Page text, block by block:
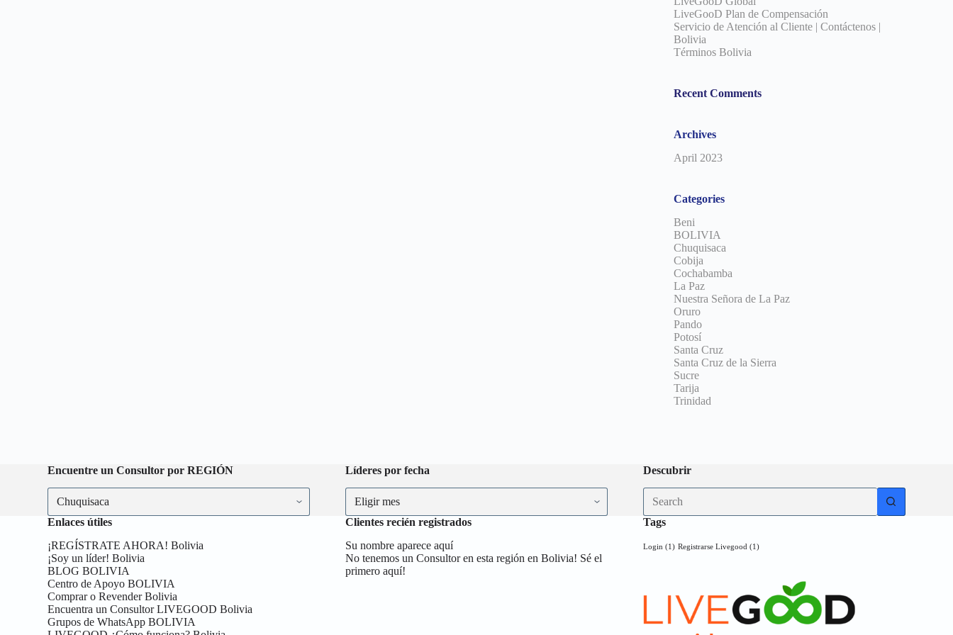
LiveGooD Plan de Compensación
Servicio de Atención al Cliente | Contáctenos |
Bolivia
Términos Bolivia
Recent Comments
Archives
April 2023
Categories
Beni
BOLIVIA
Chuquisaca
Cobija
Cochabamba
La Paz
Nuestra Señora de La Paz
Oruro
Pando
Potosí
Santa Cruz
Santa Cruz de la Sierra
Sucre
Tarija
Trinidad
Encuentre un Consultor por REGIÓN
Encuentre
un
Consultor
por
REGIÓN
Líderes por fecha
Líderes
por
fecha
Descubrir
No
results
Enlaces útiles
¡REGÍSTRATE AHORA! Bolivia
¡Soy un líder! Bolivia
BLOG BOLIVIA
Centro de Apoyo BOLIVIA
Comprar o Revender Bolivia
Encuentra un Consultor LIVEGOOD Bolivia
Grupos de WhatsApp BOLIVIA
Clientes recién registrados
Su nombre aparece aquí
No tenemos un Consultor en esta región en Bolivia! Sé el
primero aquí!
Tags
Login (1) Registrarse Livegood (1)